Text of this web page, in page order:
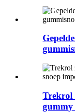
Trekrol
gummy